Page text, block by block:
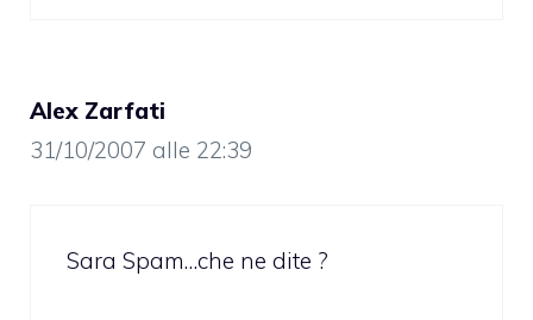
Alex Zarfati
31/10/2007 alle 22:39
Sara Spam…che ne dite ?